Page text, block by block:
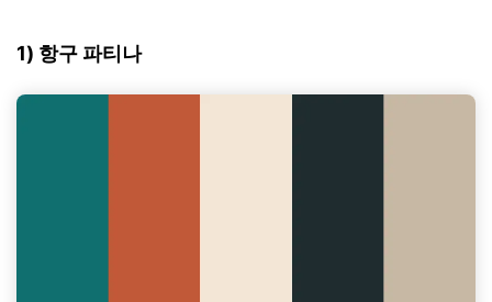
1) 항구 파티나